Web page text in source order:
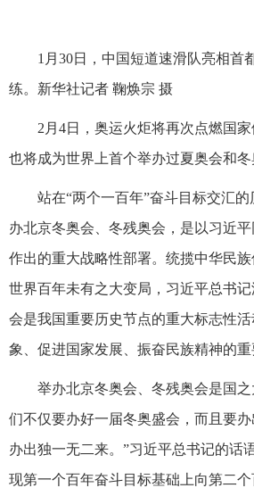
1月30日，中国短道速滑队亮相首
练。新华社记者 鞠焕宗 摄
2月4日，奥运火炬将再次点燃国
也将成为世界上首个举办过夏奥会和冬
站在“两个一百年”奋斗目标交汇
办北京冬奥会、冬残奥会，是以习近
作出的重大战略性部署。统揽中华民
世界百年未有之大变局，习近平总书
会是我国重要历史节点的重大标志性
象、促进国家发展、振奋民族精神的重
举办北京冬奥会、冬残奥会是国
们不仅要办好一届冬奥盛会，而且要办
办出独一无二来。”习近平总书记的话
现第一个百年奋斗目标基础上向第二